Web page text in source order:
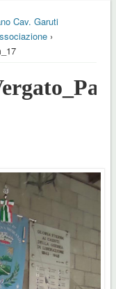
Cav. Garuti
›